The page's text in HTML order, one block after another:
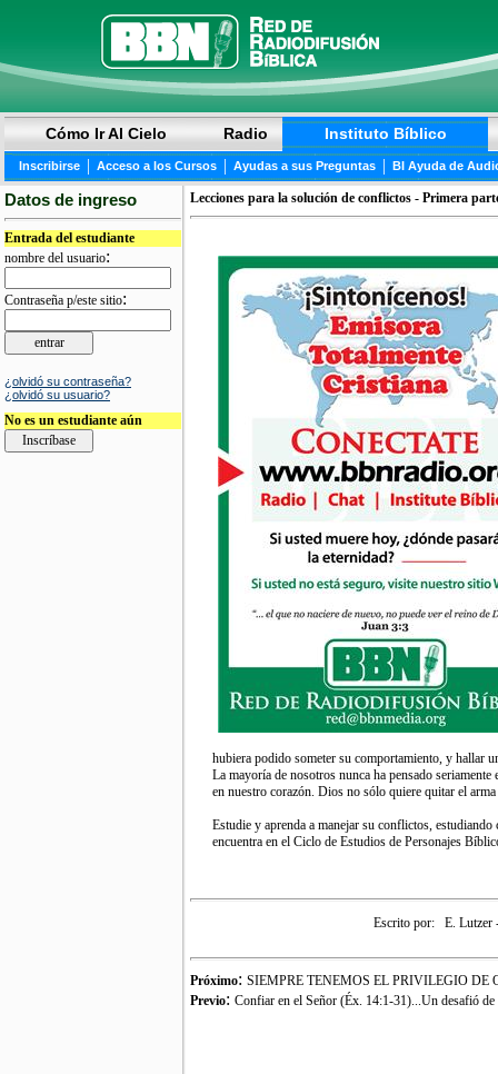
Cómo Ir Al Cielo Radio Instituto Bíblico
Inscribirse | Acceso a los Cursos | Ayudas a sus Preguntas | BI Ayuda de
Datos de ingreso
Entrada del estudiante
nombre del usuario:
Contraseña p/este sitio:
¿olvidó su contraseña?
¿olvidó su usuario?
No es un estudiante aún
Lecciones para la solución de conflictos - Primera
hubiera podido someter su comportamiento, y hallar
La mayoría de nosotros nunca ha pensado
en nuestro corazón. Dios no sólo quiere quitar el
Estudie y aprenda a manejar su conflictos,
encuentra en el Ciclo de Estudios de Personajes
Escrito por: E. Lutzer
Próximo: SIEMPRE TENEMOS EL PRIVILEGIO DE
Previo: Confiar en el Señor (Éx. 14:1-31)...Un desafió de